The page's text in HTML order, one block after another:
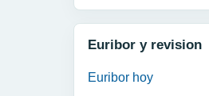
Euribor y revision
Euribor hoy